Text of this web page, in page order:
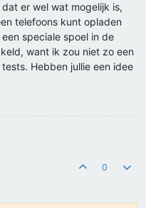
er wel wat mogelijk is,
telefoons kunt opladen
speciale spoel in de
want ik zou niet zo een
Hebben jullie een idee
0